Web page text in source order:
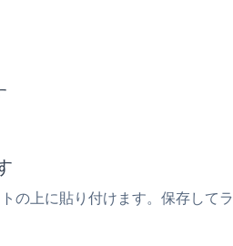
上に貼り付けます。保存して